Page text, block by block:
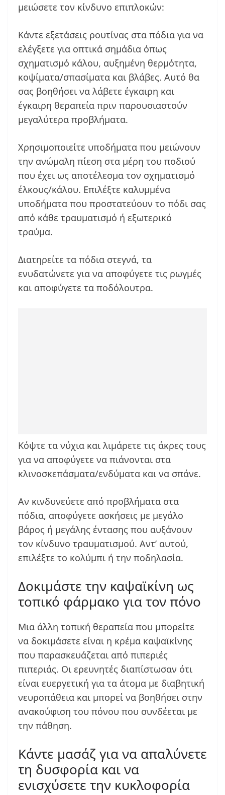
μειώσετε τον κίνδυνο επιπλοκών:
Κάντε εξετάσεις ρουτίνας στα πόδια για να
ελέγξετε για οπτικά σημάδια όπως
σχηματισμό κάλου, αυξημένη θερμότητα,
κοψίματα/σπασίματα και βλάβες. Αυτό θα
σας βοηθήσει να λάβετε έγκαιρη και
έγκαιρη θεραπεία πριν παρουσιαστούν
μεγαλύτερα προβλήματα.
Χρησιμοποιείτε υποδήματα που μειώνουν
την ανώμαλη πίεση στα μέρη του ποδιού
που έχει ως αποτέλεσμα τον σχηματισμό
έλκους/κάλου. Επιλέξτε καλυμμένα
υποδήματα που προστατεύουν το πόδι σας
από κάθε τραυματισμό ή εξωτερικό
τραύμα.
Διατηρείτε τα πόδια στεγνά, τα
ενυδατώνετε για να αποφύγετε τις ρωγμές
και αποφύγετε τα ποδόλουτρα.
Κόψτε τα νύχια και λιμάρετε τις άκρες τους
για να αποφύγετε να πιάνονται στα
κλινοσκεπάσματα/ενδύματα και να σπάνε.
Αν κινδυνεύετε από προβλήματα στα
πόδια, αποφύγετε ασκήσεις με μεγάλο
βάρος ή μεγάλης έντασης που αυξάνουν
τον κίνδυνο τραυματισμού. Αντ’ αυτού,
επιλέξτε το κολύμπι ή την ποδηλασία.
Δοκιμάστε την καψαϊκίνη ως
τοπικό φάρμακο για τον πόνο
Μια άλλη τοπική θεραπεία που μπορείτε
να δοκιμάσετε είναι η κρέμα καψαϊκίνης
που παρασκευάζεται από πιπεριές
πιπεριάς. Οι ερευνητές διαπίστωσαν ότι
είναι ευεργετική για τα άτομα με διαβητική
νευροπάθεια και μπορεί να βοηθήσει στην
ανακούφιση του πόνου που συνδέεται με
την πάθηση.
Κάντε μασάζ για να απαλύνετε
τη δυσφορία και να
ενισχύσετε την κυκλοφορία